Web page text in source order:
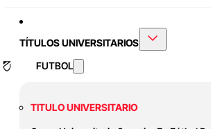
TÍTULOS UNIVERSITARIOS
FUTBOL
TITULO UNIVERSITARIO